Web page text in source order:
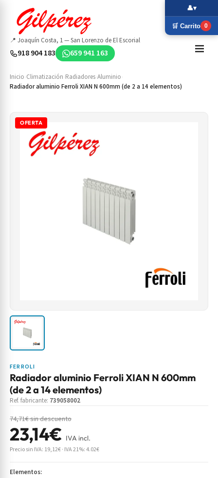
📍 Joaquín Costa, 1 — San Lorenzo de El Escorial
918 904 183 659 941 163
Inicio Climatización Radiadores Aluminio
Radiador aluminio Ferroli XIAN N 600mm (de 2 a 14 elementos)
OFERTA
FERROLI
Radiador aluminio Ferroli XIAN N 600mm
(de 2 a 14 elementos)
Ref. fabricante: 739058002
74,71€ sin descuento
23,14€ IVA incl.
Precio sin IVA: 19,12€ · IVA 21%: 4.02€
Elementos:
🛒 Carrito 0
👤▾